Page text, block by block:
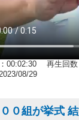
00:02:30 再生回数
08/29
００組が挙式